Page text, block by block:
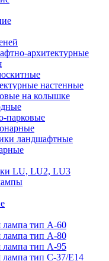
архитектурные
настенные
на колышке
парковые
ландшафтные
LU, LU2, LU3
лампа тип A-60
лампа тип A-80
лампа тип A-95
лампа тип C-37/Е14